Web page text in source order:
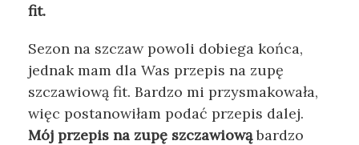
fit.
Sezon na szczaw powoli dobiega końca,
jednak mam dla Was przepis na zupę
szczawiową fit. Bardzo mi przysmakowała,
więc postanowiłam podać przepis dalej.
Mój przepis na zupę szczawiowąbardzo